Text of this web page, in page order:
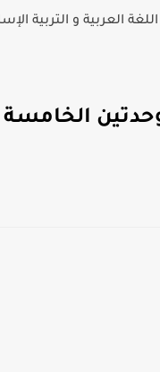
العربية و التربية